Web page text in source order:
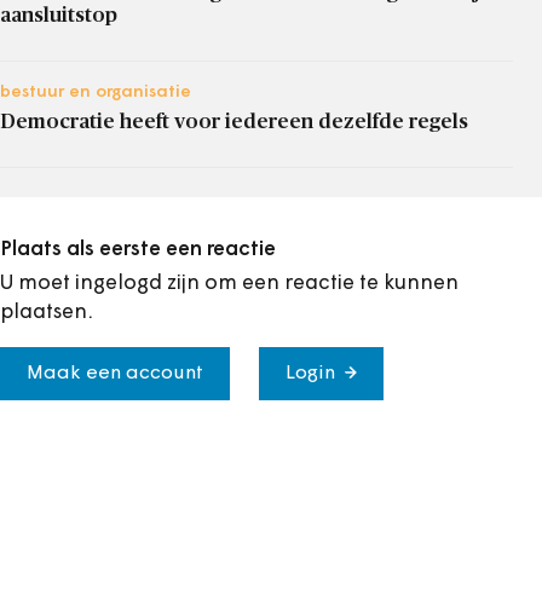
aansluitstop
bestuur en organisatie
Democratie heeft voor iedereen dezelfde regels
Plaats als eerste een reactie
U moet ingelogd zijn om een reactie te kunnen
plaatsen.
Maak een account Login